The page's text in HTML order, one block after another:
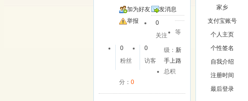
加为好友
发消息
举报
0
关注
0
粉丝
0
访客
等
级：新
手上路
总积
分： 0
家乡
支付宝账号
个人主页
个性签名
自我介绍
注册时间
最后登录